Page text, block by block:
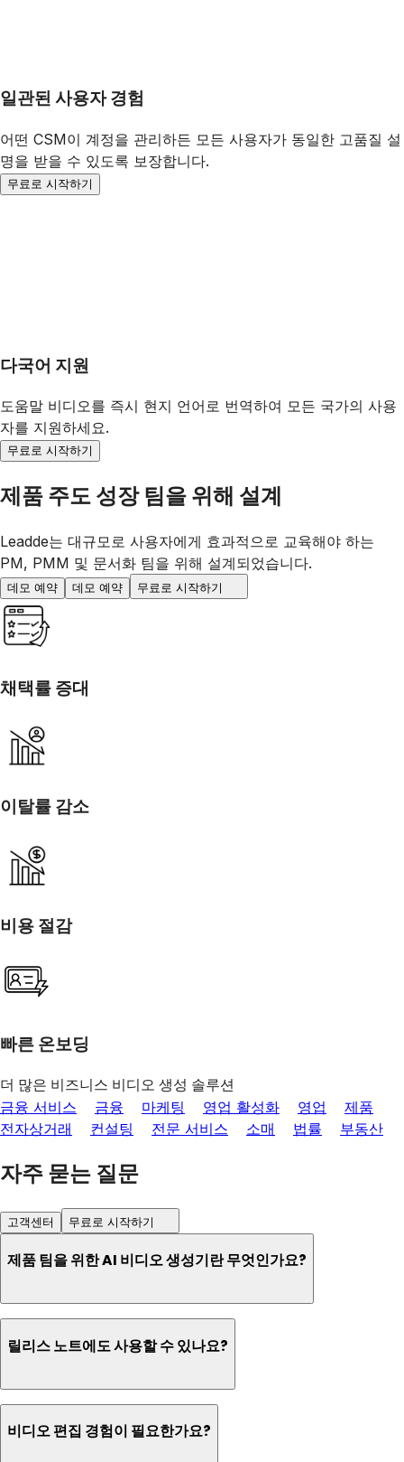
일관된 사용자 경험
어떤 CSM이 계정을 관리하든 모든 사용자가 동일한 고품질 설
명을 받을 수 있도록 보장합니다.
무료로 시작하기
다국어 지원
도움말 비디오를 즉시 현지 언어로 번역하여 모든 국가의 사용
자를 지원하세요.
무료로 시작하기
제품 주도 성장 팀을 위해 설계
Leadde는 대규모로 사용자에게 효과적으로 교육해야 하는
PM, PMM 및 문서화 팀을 위해 설계되었습니다.
데모 예약 데모 예약 무료로 시작하기
채택률 증대
이탈률 감소
비용 절감
빠른 온보딩
더 많은 비즈니스 비디오 생성 솔루션
금융 서비스 금융 마케팅 영업 활성화 영업
제품
전자상거래
컨설팅 전문 서비스 소매 법률 부동산
자주 묻는 질문
고객센터 무료로 시작하기
제품 팀을 위한 AI 비디오 생성기란 무엇인가요?
릴리스 노트에도 사용할 수 있나요?
비디오 편집 경험이 필요한가요?